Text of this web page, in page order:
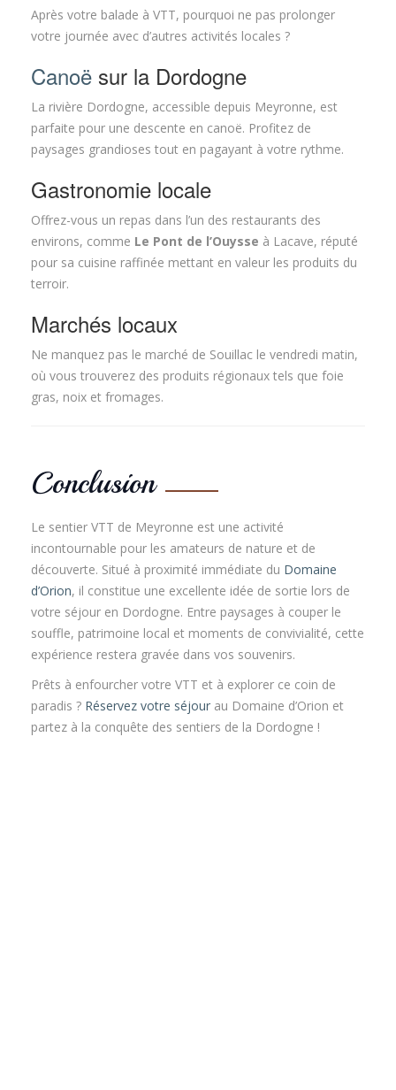
Après votre balade à VTT, pourquoi ne pas prolonger
votre journée avec d’autres activités locales ?
Canoë sur la Dordogne
La rivière Dordogne, accessible depuis Meyronne, est
parfaite pour une descente en canoë. Profitez de
paysages grandioses tout en pagayant à votre rythme.
Gastronomie locale
Offrez-vous un repas dans l’un des restaurants des
environs, comme Le Pont de l’Ouysse à Lacave, réputé
pour sa cuisine raffinée mettant en valeur les produits du
terroir.
Marchés locaux
Ne manquez pas le marché de Souillac le vendredi matin,
où vous trouverez des produits régionaux tels que foie
gras, noix et fromages.
Conclusion
Le sentier VTT de Meyronne est une activité
incontournable pour les amateurs de nature et de
découverte. Situé à proximité immédiate du Domaine
d’Orion, il constitue une excellente idée de sortie lors de
votre séjour en Dordogne. Entre paysages à couper le
souffle, patrimoine local et moments de convivialité, cette
expérience restera gravée dans vos souvenirs.
Prêts à enfourcher votre VTT et à explorer ce coin de
paradis ? Réservez votre séjour au Domaine d’Orion et
partez à la conquête des sentiers de la Dordogne !